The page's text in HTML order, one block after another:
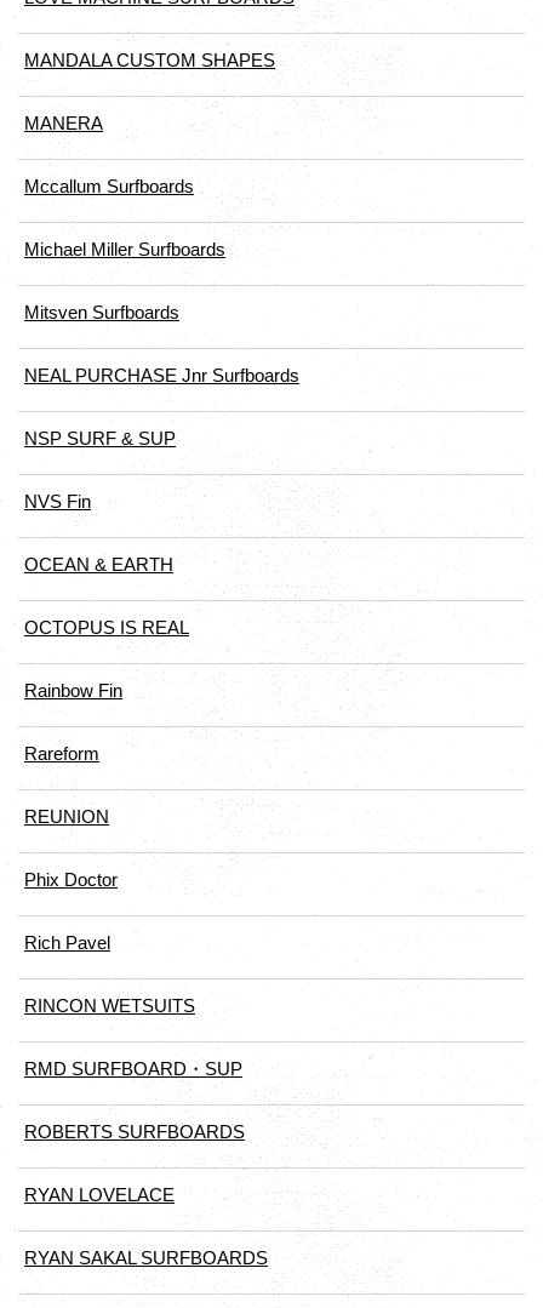
MANDALA CUSTOM SHAPES
MANERA
Mccallum Surfboards
Michael Miller Surfboards
Mitsven Surfboards
NEAL PURCHASE Jnr Surfboards
NSP SURF & SUP
NVS Fin
OCEAN & EARTH
OCTOPUS IS REAL
Rainbow Fin
Rareform
REUNION
Phix Doctor
Rich Pavel
RINCON WETSUITS
RMD SURFBOARD・SUP
ROBERTS SURFBOARDS
RYAN LOVELACE
RYAN SAKAL SURFBOARDS